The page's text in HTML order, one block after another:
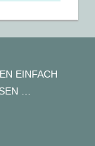
EINFACH
…